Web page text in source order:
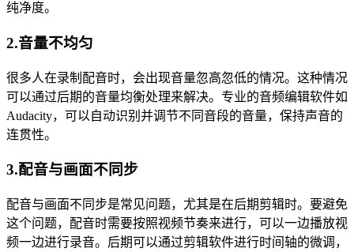
纯净度。
2.音量不均匀
很多人在录制配音时，会出现音量忽高忽低的情况。这种情况
可以通过后期的音量均衡处理来解决。专业的音频编辑软件如
Audacity，可以自动识别并调节不同音段的音量，保持声音的
连贯性。
3.配音与画面不同步
配音与画面不同步是常见问题，尤其是在后期剪辑时。要避免
这个问题，配音时需要按照视频节奏来进行，可以一边播放视
频一边进行录音。后期可以通过剪辑软件进行时间轴的微调，